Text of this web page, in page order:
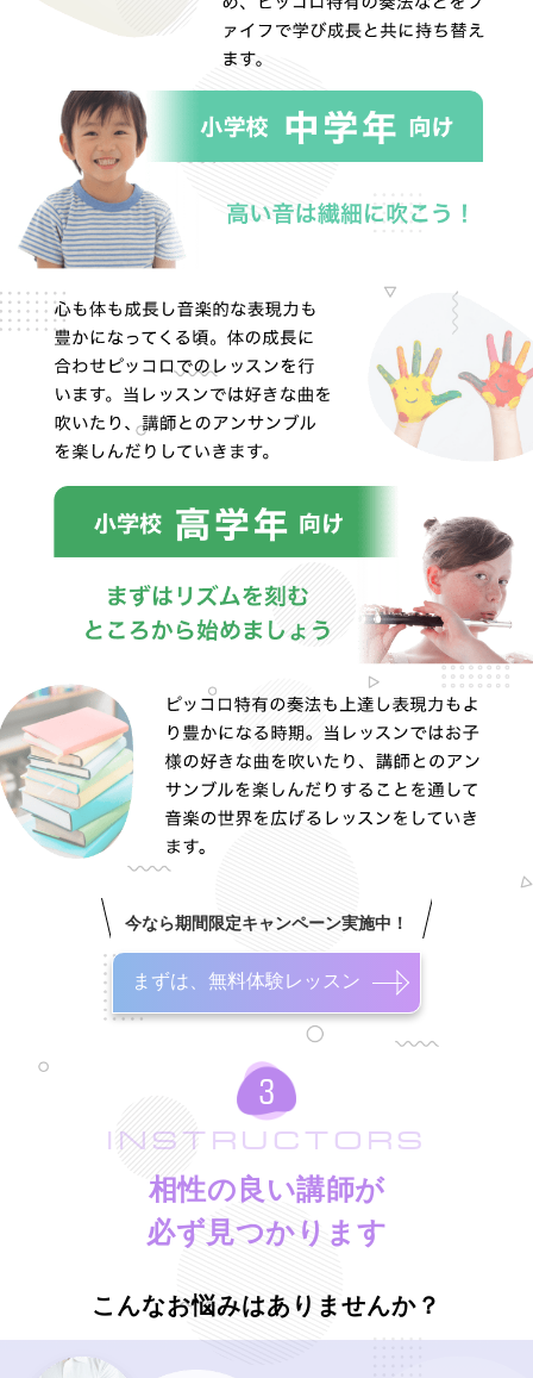
今なら期間限定キャンペーン実施中！
まずは、無料体験レッスン
INSTRUCTORS
相性の良い講師が
必ず見つかります
こんなお悩みはありませんか？